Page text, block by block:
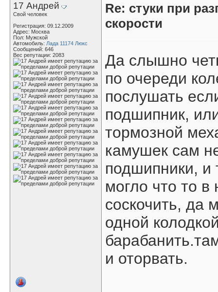
17 Андрей
Свой человек
Регистрация: 09.12.2009
Адрес: Москва
Пол: Мужской
Автомобиль: Лада 11174 Люкс
Сообщений: 646
Вес репутации: 2083
Re: стуки при
скорости
Да слышно
по очереди
послушать
подшипник,
тормозной
камушек сам
подшипники, и
могло что то в
соскочить, да
одной
и оторвать.